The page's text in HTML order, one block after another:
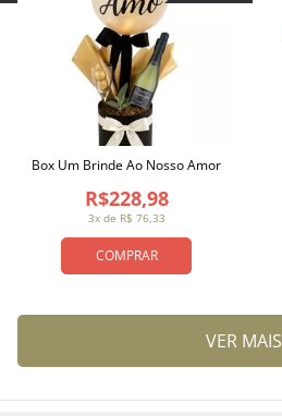
COMPRAR
3x de R$ 76,33
R$228,98
Box Um Brinde Ao Nosso Amor
VER MAIS